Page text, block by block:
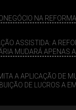
NA
ASSISTIDA: A
MUDARÁ APENAS
A APLICAÇÃO DE
DE LUCROS A